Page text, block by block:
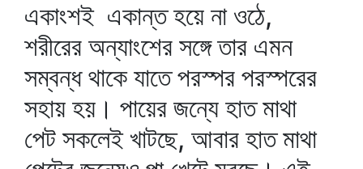
একাংশই একান্ত হয়ে না ওঠে,
শরীরের অন্যাংশের সঙ্গে তার এমন
সম্বন্ধ থাকে যাতে পরস্পর পরস্পরের
সহায় হয়। পায়ের জন্যে হাত মাথা
পেট সকলেই খাটছে, আবার হাত মাথা